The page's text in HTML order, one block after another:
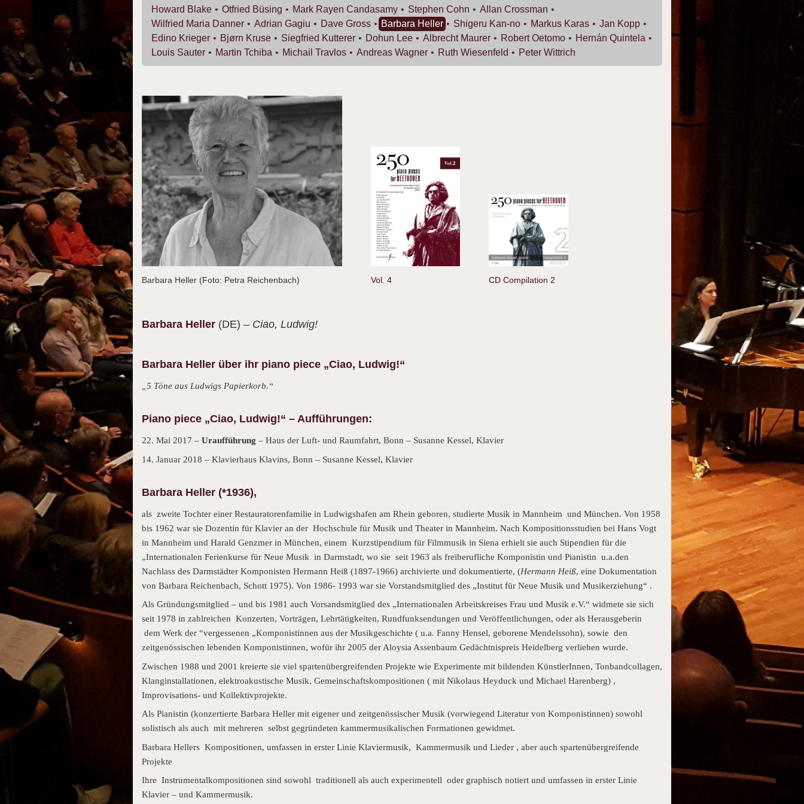
Howard Blake Otfried Büsing Mark Rayen Candasamy Stephen Cohn Allan Crossman
Wilfried Maria Danner Adrian Gagiu Dave Gross Barbara Heller Shigeru Kan-no Markus Karas Jan Kopp
Edino Krieger Bjørn Kruse Siegfried Kutterer Dohun Lee Albrecht Maurer RobertOetomo Hernán Quintela
Louis Sauter Martin Tchiba Michail Travlos Andreas Wagner Ruth Wiesenfeld Peter Wittrich
Barbara Heller (Foto: Petra Reichenbach) Vol. 4 CD Compilation 2
Barbara Heller (DE) – Ciao, Ludwig!
Barbara Heller über ihr piano piece „Ciao, Ludwig!“
„5 Töne aus Ludwigs Papierkorb.“
Piano piece „Ciao, Ludwig!“ – Aufführungen:
22. Mai 2017 – Uraufführung – Haus der Luft- und Raumfahrt, Bonn – Susanne Kessel, Klavier
14. Januar 2018 – Klavierhaus Klavins, Bonn – Susanne Kessel, Klavier
Barbara Heller (*1936),
als zweite Tochter einer Restauratorenfamilie in Ludwigshafen am Rhein geboren, studierte Musik in Mannheim und München. Von 1958
bis 1962 war sie Dozentin für Klavier an der Hochschule für Musik und Theater in Mannheim. Nach Kompositionsstudien bei Hans Vogt
in Mannheim und Harald Genzmer in München, einem Kurzstipendium für Filmmusik in Siena erhielt sie auch Stipendien für die
„Internationalen Ferienkurse für Neue Musik in Darmstadt, wo sie seit 1963 als freiberufliche Komponistin und Pianistin u.a.den
Nachlass des Darmstädter Komponisten Hermann Heiß (1897-1966) archivierte und dokumentierte, (Hermann Heiß, eine Dokumentation
von Barbara Reichenbach, Schott 1975). Von 1986- 1993 war sie Vorstandsmitglied des „Institut für Neue Musik und Musikerziehung“ .
Als Gründungsmitglied – und bis 1981 auch Vorsandsmitglied des „Internationalen Arbeitskreises Frau und Musik e.V.“ widmete sie sich
seit 1978 in zahlreichen Konzerten, Vorträgen, Lehrtätigkeiten, Rundfunksendungen und Veröffentlichungen, oder als Herausgeberin
dem Werk der “vergessenen „Komponistinnen aus der Musikgeschichte ( u.a. Fanny Hensel, geborene Mendelssohn), sowie den
zeitgenössischen lebenden Komponistinnen, wofür ihr 2005 der Aloysia Assenbaum Gedächtnispreis Heidelberg verliehen wurde.
Zwischen 1988 und 2001 kreierte sie viel spartenübergreifenden Projekte wie Experimente mit bildenden KünstlerInnen, Tonbandcollagen,
Klanginstallationen, elektroakustische Musik, Gemeinschaftskompositionen ( mit Nikolaus Heyduck und Michael Harenberg) ,
Improvisations- und Kollektivprojekte.
Als Pianistin (konzertierte Barbara Heller mit eigener und zeitgenössischer Musik (vorwiegend Literatur von Komponistinnen) sowohl
solistisch als auch mit mehreren selbst gegründeten kammermusikalischen Formationen gewidmet.
Barbara Hellers Kompositionen, umfassen in erster Linie Klaviermusik, Kammermusik und Lieder , aber auch spartenübergreifende
Projekte
Ihre Instrumentalkompositionen sind sowohl traditionell als auch experimentell oder graphisch notiert und umfassen in erster Linie
Klavier – und Kammermusik.